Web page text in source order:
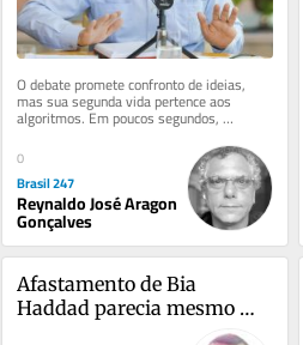
O debate promete confronto de ideias,
mas sua segunda vida pertence aos
algoritmos. Em poucos segundos,
argumentos viram cortes, contexto vira
ruído...
0
Brasil 247
Reynaldo José Aragon
Gonçalves
Afastamento de Bia
Haddad parecia mesmo